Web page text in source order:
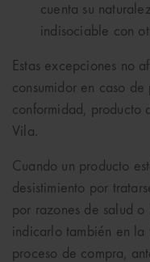
cuenta su
indisociable con
Estas excepciones no
consumidor en caso
conformidad, producto
Vila.
Cuando un producto
desistimiento por
por razones de salud
indicarlo también en la
proceso de compra,